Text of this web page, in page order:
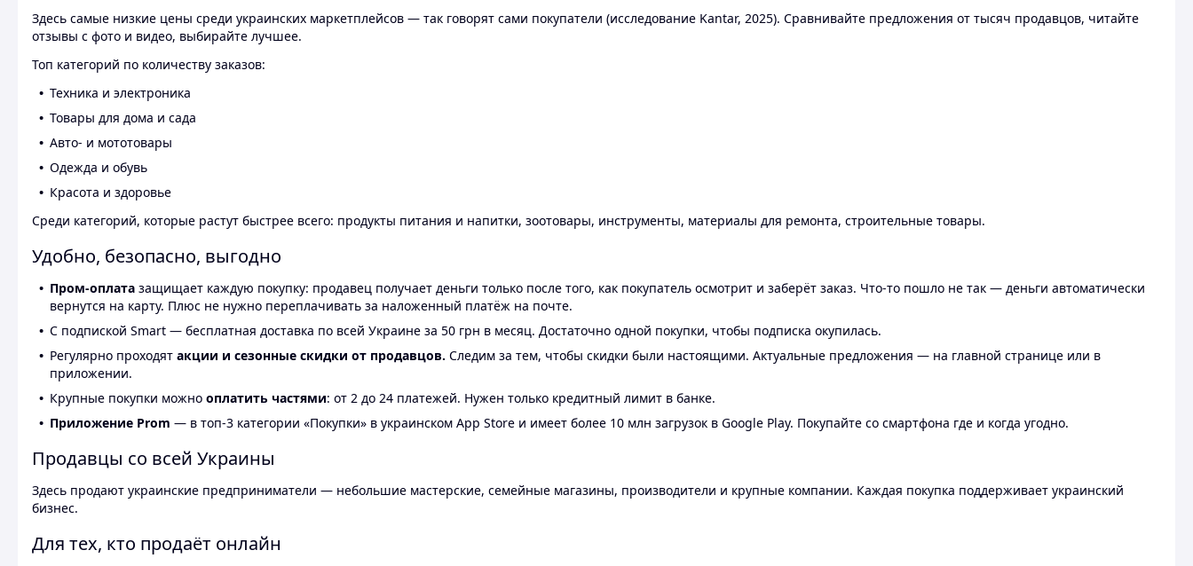
Здесь самые низкие цены среди украинских маркетплейсов — так говорят сами покупатели (исследование Kantar, 2025). Сравнивайте предложения от тысяч продавцов, читайте
отзывы с фото и видео, выбирайте лучшее.
Топ категорий по количеству заказов:
Техника и электроника
Товары для дома и сада
Авто- и мототовары
Одежда и обувь
Красота и здоровье
Среди категорий, которые растут быстрее всего: продукты питания и напитки, зоотовары, инструменты, материалы для ремонта, строительные товары.
Удобно, безопасно, выгодно
Пром-оплата защищает каждую покупку: продавец получает деньги только после того, как покупатель осмотрит и заберёт заказ. Что-то пошло не так — деньги автоматически
вернутся на карту. Плюс не нужно переплачивать за наложенный платёж на почте.
С подпиской Smart — бесплатная доставка по всей Украине за 50 грн в месяц. Достаточно одной покупки, чтобы подписка окупилась.
Регулярно проходят акции и сезонные скидки от продавцов. Следим за тем, чтобы скидки были настоящими. Актуальные предложения — на главной странице или в
приложении.
Крупные покупки можно оплатить частями: от 2 до 24 платежей. Нужен только кредитный лимит в банке.
Приложение Prom — в топ-3 категории «Покупки» в украинском App Store и имеет более 10 млн загрузок в Google Play. Покупайте со смартфона где и когда угодно.
Продавцы со всей Украины
Здесь продают украинские предприниматели — небольшие мастерские, семейные магазины, производители и крупные компании. Каждая покупка поддерживает украинский
бизнес.
Для тех, кто продаёт онлайн